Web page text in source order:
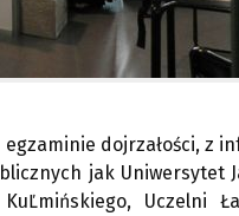
dojrzałości, z
jak Uniwersytet
Uczelni